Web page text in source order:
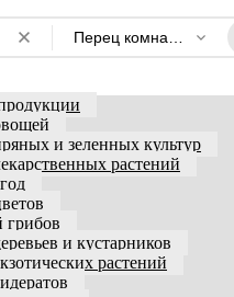
Перец комнатный
и зеленных культур
растений
и кустарников
растений